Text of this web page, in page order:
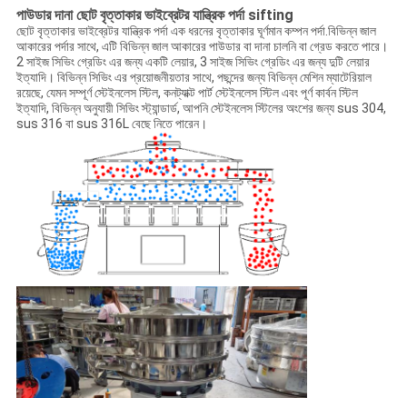
পাউডার দানা ছোট বৃত্তাকার ভাইব্রেটর যান্ত্রিক পর্দা sifting
ছোট বৃত্তাকার ভাইব্রেটর যান্ত্রিক পর্দা এক ধরনের বৃত্তাকার ঘূর্ণমান কম্পন পর্দা.বিভিন্ন জাল
আকারের পর্দার সাথে, এটি বিভিন্ন জাল আকারের পাউডার বা দানা চালনি বা গ্রেড করতে পারে।
2 সাইজ সিভিং গ্রেডিং এর জন্য একটি লেয়ার, 3 সাইজ সিভিং গ্রেডিং এর জন্য দুটি লেয়ার
ইত্যাদি। বিভিন্ন সিভিং এর প্রয়োজনীয়তার সাথে, পছন্দের জন্য বিভিন্ন মেশিন ম্যাটেরিয়াল
রয়েছে, যেমন সম্পূর্ণ স্টেইনলেস স্টিল, কনট্যাক্ট পার্ট স্টেইনলেস স্টিল এবং পূর্ণ কার্বন স্টিল
ইত্যাদি, বিভিন্ন অনুযায়ী সিভিং স্ট্যান্ডার্ড, আপনি স্টেইনলেস স্টিলের অংশের জন্য sus 304,
sus 316 বা sus 316L বেছে নিতে পারেন।